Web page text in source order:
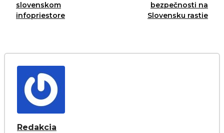
slovenskom
infopriestore
bezpečnosti na
Slovensku rastie
Redakcia